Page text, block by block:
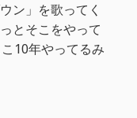
ン」を歌ってく
とそこをやって
10年やってるみ